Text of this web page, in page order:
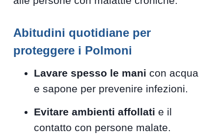
Abitudini quotidiane per
proteggere i Polmoni
Lavare spesso le mani con acqua
e sapone per prevenire infezioni.
Evitare ambienti affollati e il
contatto con persone malate.